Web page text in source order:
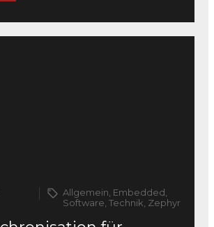
Allgemein, Embedded,
Software, Technik, Zephyr